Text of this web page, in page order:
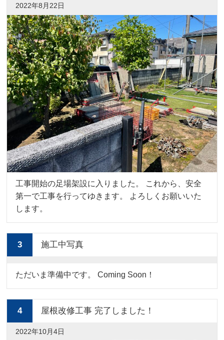
2022年8月22日
工事開始の足場架設に入りました。 これから、安全
第一で工事を行ってゆきます。 よろしくお願いいた
します。
3 施工中写真
ただいま準備中です。 Coming Soon！
4 屋根改修工事 完了しました！
2022年10月4日